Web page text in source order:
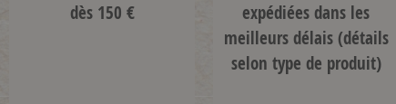
dès 150 €
expédiées dans les
meilleurs délais(détails
selon type de produit)